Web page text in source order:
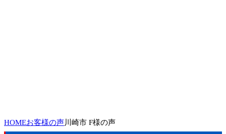
HOMEお客様の声川崎市 F様の声